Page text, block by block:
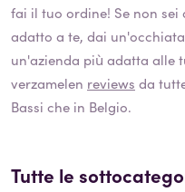
fai il tuo ordine! Se non
adatto a te, dai
un'azienda più adatta alle
verzamelen reviews da
Bassi che in Belgio.
Tutte le